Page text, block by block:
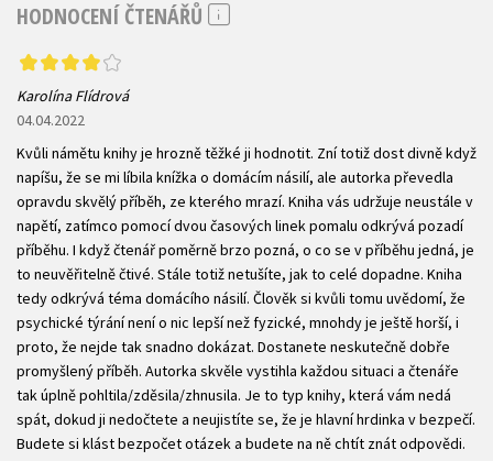
HODNOCENÍ ČTENÁŘŮ
Karolína Flídrová
04.04.2022
Kvůli námětu knihy je hrozně těžké ji hodnotit. Zní totiž dost divně když
napíšu, že se mi líbila knížka o domácím násilí, ale autorka převedla
opravdu skvělý příběh, ze kterého mrazí. Kniha vás udržuje neustále v
napětí, zatímco pomocí dvou časových linek pomalu odkrývá pozadí
příběhu. I když čtenář poměrně brzo pozná, o co se v příběhu jedná, je
to neuvěřitelně čtivé. Stále totiž netušíte, jak to celé dopadne. Kniha
tedy odkrývá téma domácího násilí. Člověk si kvůli tomu uvědomí, že
psychické týrání není o nic lepší než fyzické, mnohdy je ještě horší, i
proto, že nejde tak snadno dokázat. Dostanete neskutečně dobře
promyšlený příběh. Autorka skvěle vystihla každou situaci a čtenáře
tak úplně pohltila/zděsila/zhnusila. Je to typ knihy, která vám nedá
spát, dokud ji nedočtete a neujistíte se, že je hlavní hrdinka v bezpečí.
Budete si klást bezpočet otázek a budete na ně chtít znát odpovědi.